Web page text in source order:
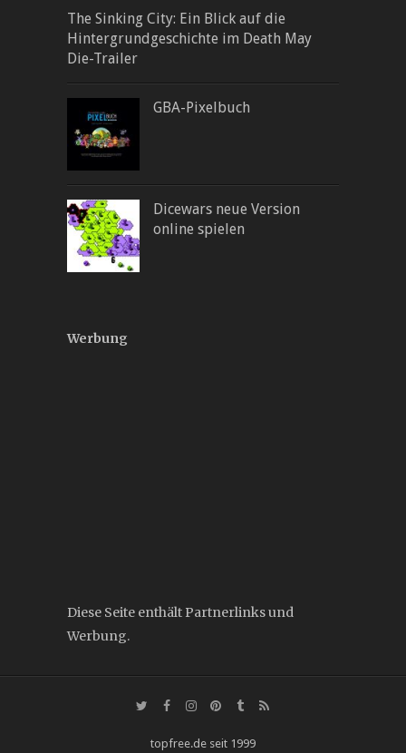
The Sinking City: Ein Blick auf die
Hintergrundgeschichte im Death May
Die-Trailer
GBA-Pixelbuch
Dicewars neue Version
online spielen
Werbung
Diese Seite enthält Partnerlinks und
Werbung.
topfree.de seit 1999